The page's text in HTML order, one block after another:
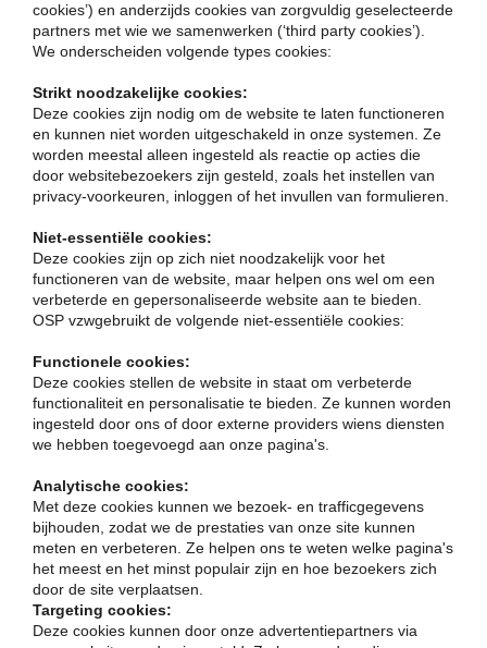
cookies’) en anderzijds cookies van zorgvuldig geselecteerde
partners met wie we samenwerken (‘third party cookies’).
We onderscheiden volgende types cookies:
Strikt noodzakelijke cookies:
Deze cookies zijn nodig om de website te laten functioneren
en kunnen niet worden uitgeschakeld in onze systemen. Ze
worden meestal alleen ingesteld als reactie op acties die
door websitebezoekers zijn gesteld, zoals het instellen van
privacy-voorkeuren, inloggen of het invullen van formulieren.
Niet-essentiële cookies:
Deze cookies zijn op zich niet noodzakelijk voor het
functioneren van de website, maar helpen ons wel om een
verbeterde en gepersonaliseerde website aan te bieden.
OSP vzwgebruikt de volgende niet-essentiële cookies:
Functionele cookies:
Deze cookies stellen de website in staat om verbeterde
functionaliteit en personalisatie te bieden. Ze kunnen worden
ingesteld door ons of door externe providers wiens diensten
we hebben toegevoegd aan onze pagina's.
Analytische cookies:
Met deze cookies kunnen we bezoek- en trafficgegevens
bijhouden, zodat we de prestaties van onze site kunnen
meten en verbeteren. Ze helpen ons te weten welke pagina's
het meest en het minst populair zijn en hoe bezoekers zich
door de site verplaatsen.
Targeting cookies:
Deze cookies kunnen door onze advertentiepartners via